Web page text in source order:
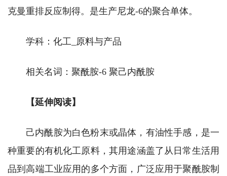
克曼重排反应制得。是生产尼龙-6的聚合单体。
学科：化工_原料与产品
相关名词：聚酰胺-6 聚己内酰胺
【延伸阅读】
己内酰胺为白色粉末或晶体，有油性手感，是一
种重要的有机化工原料，其用途涵盖了从日常生活用
品到高端工业应用的多个方面，广泛应用于聚酰胺制